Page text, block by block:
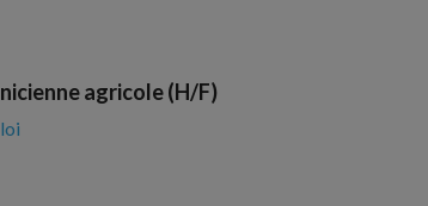
agricole (H/F)